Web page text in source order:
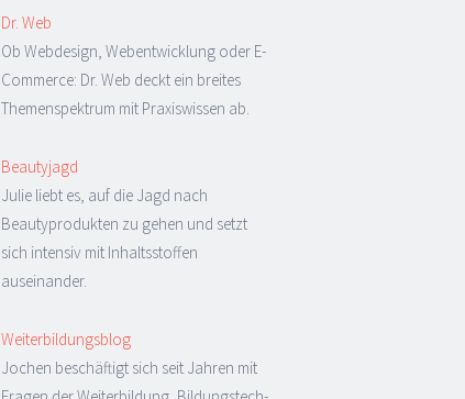
Dr. Web
Ob Webdesign, Webentwicklung oder E-
Commerce: Dr. Web deckt ein breites
Themenspektrum mit Praxiswissen ab.
Beautyjagd
Julie liebt es, auf die Jagd nach
Beautyprodukten zu gehen und setzt
sich intensiv mit Inhaltsstoffen
auseinander.
Weiterbildungsblog
Jochen beschäftigt sich seit Jahren mit